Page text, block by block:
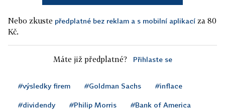
Nebo zkuste předplatné bez reklam a s mobilní aplikací za 80
Kč.
Máte již předplatné? Přihlaste se
#výsledky firem #Goldman Sachs #inflace
#dividendy #Philip Morris #Bank of America